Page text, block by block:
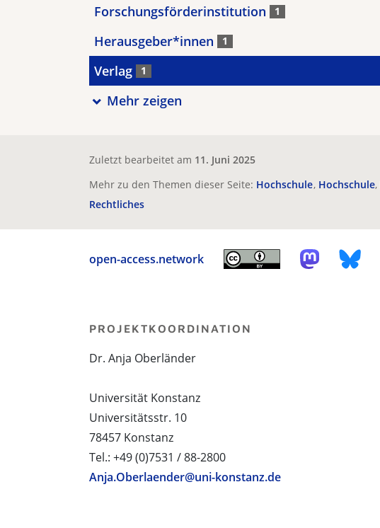
Forschungsförderinstitution 1
Herausgeber*innen 1
Verlag 1
Mehr zeigen
Zuletzt bearbeitet am 11. Juni 2025
Mehr zu den Themen dieser Seite: Hochschule Hochschule
Rechtliches
open-access.network
PROJEKTKOORDINATION
Dr. Anja Oberländer
Universität Konstanz
Universitätsstr. 10
78457 Konstanz
Tel.: +49 (0)7531 / 88-2800
Anja.Oberlaender@uni-konstanz.de